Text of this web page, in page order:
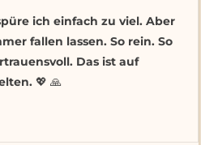
ich einfach zu viel. Aber
fallen lassen. So rein. So
Das ist auf
💖 🙏